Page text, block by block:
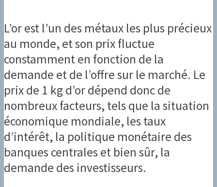
L’or est l’un des métaux les plus précieux
au monde, et son prix fluctue
constamment en fonction de la
demande et de l’offre sur le marché. Le
prix de 1 kg d’or dépend donc de
nombreux facteurs, tels que la situation
économique mondiale, les taux
d’intérêt, la politique monétaire des
banques centrales et bien sûr, la
demande des investisseurs.